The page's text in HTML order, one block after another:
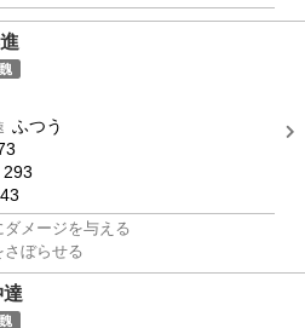
魏
ふつう
293
ダメージを与える
さぼらせる
魏